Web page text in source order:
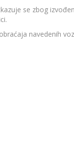
se zbog
navedenih